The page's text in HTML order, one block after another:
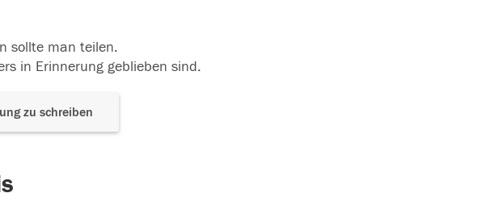
sollte man teilen.
in Erinnerung geblieben sind.
zu schreiben